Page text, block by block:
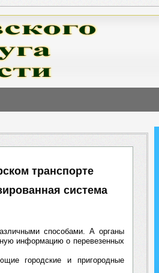
транспорте
система
способами. А органы
информацию о перевезенных
городские и пригородные